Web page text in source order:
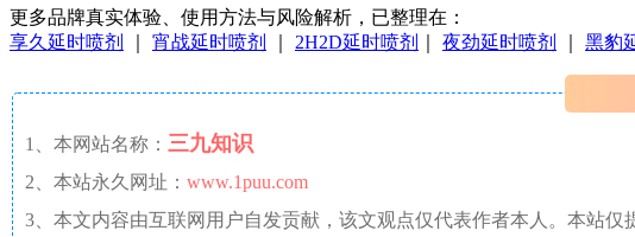
更多品牌真实体验、使用方法与风险解析，已整理在：
享久延时喷剂
宵战延时喷剂 2H2D延时喷剂 夜劲延时喷剂 黑豹
1、本网站名称： 三九知识
2、本站永久网址： www.1puu.com
3、本文内容由互联网用户自发贡献，该文观点仅代表作者本人。本站